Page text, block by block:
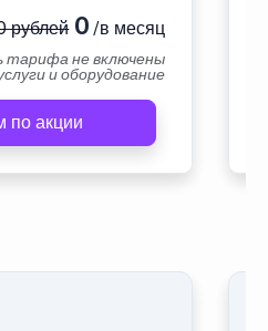
рублей0 /в месяц
тарифа не включены
и оборудование
по акции